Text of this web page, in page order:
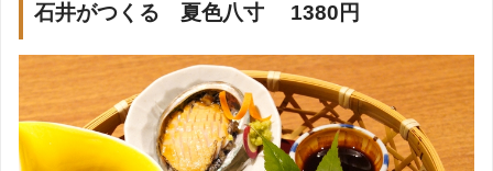
石井がつくる 夏色八寸 1380 円